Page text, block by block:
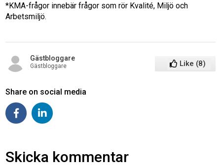
*KMA-frågor innebär frågor som rör Kvalité, Miljö och
Arbetsmiljö.
Gästbloggare
Gästbloggare Like (8)
Share on social media
Skicka kommentar